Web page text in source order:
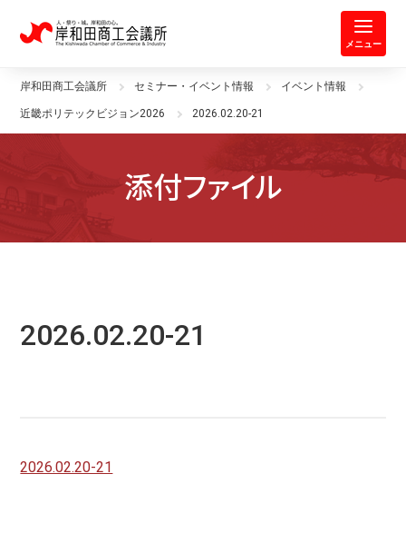
岸和田商工会議所 | 人・祭り・城。
メニュー
岸和田商工会議所 セミナー・イベント情報 イベント情報
近畿ポリテックビジョン2026 2026.02.20-21
添付ファイル
2026.02.20-21
2026.02.20-21